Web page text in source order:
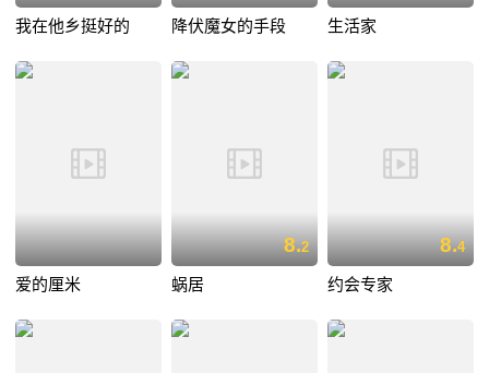
我在他乡挺好的 降伏魔女的手段 生活家
爱的厘米
8.2
蜗居
8.4
约会专家